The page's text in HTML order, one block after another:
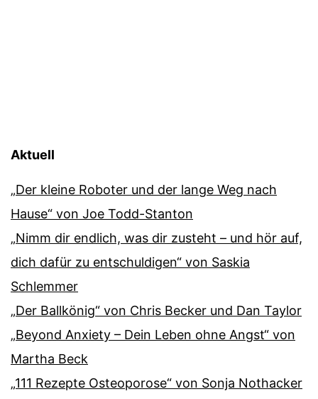
Aktuell
„Der kleine Roboter und der lange Weg nach
Hause“ von Joe Todd-Stanton
„Nimm dir endlich, was dir zusteht – und hör auf,
dich dafür zu entschuldigen“ von Saskia
Schlemmer
„Der Ballkönig“ von Chris Becker und Dan Taylor
„Beyond Anxiety – Dein Leben ohne Angst“ von
Martha Beck
„111 Rezepte Osteoporose“ von Sonja Nothacker